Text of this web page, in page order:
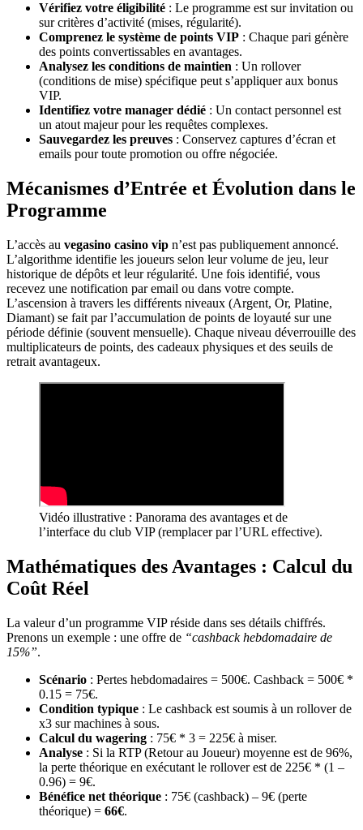
Vérifiez votre éligibilité : Le programme est sur invitation ou
sur critères d’activité (mises, régularité).
Comprenez le système de points VIP : Chaque pari génère
des points convertissables en avantages.
Analysez les conditions de maintien : Un rollover
(conditions de mise) spécifique peut s’appliquer aux bonus
VIP.
Identifiez votre manager dédié : Un contact personnel est
un atout majeur pour les requêtes complexes.
Sauvegardez les preuves : Conservez captures d’écran et
emails pour toute promotion ou offre négociée.
Mécanismes d’Entrée et Évolution dans le
Programme
L’accès au vegasino casino vip n’est pas publiquement annoncé.
L’algorithme identifie les joueurs selon leur volume de jeu, leur
historique de dépôts et leur régularité. Une fois identifié, vous
recevez une notification par email ou dans votre compte.
L’ascension à travers les différents niveaux (Argent, Or, Platine,
Diamant) se fait par l’accumulation de points de loyauté sur une
période définie (souvent mensuelle). Chaque niveau déverrouille des
multiplicateurs de points, des cadeaux physiques et des seuils de
retrait avantageux.
Vidéo illustrative : Panorama des avantages et de
l’interface du club VIP (remplacer par l’URL effective).
Mathématiques des Avantages : Calcul du
Coût Réel
La valeur d’un programme VIP réside dans ses détails chiffrés.
Prenons un exemple : une offre de “cashback hebdomadaire de
15%”.
Scénario : Pertes hebdomadaires = 500€. Cashback = 500€ *
0.15 = 75€.
Condition typique : Le cashback est soumis à un rollover de
x3 sur machines à sous.
Calcul du wagering : 75€ * 3 = 225€ à miser.
Analyse : Si la RTP (Retour au Joueur) moyenne est de 96%,
la perte théorique en exécutant le rollover est de 225€ * (1 –
0.96) = 9€.
Bénéfice net théorique : 75€ (cashback) – 9€ (perte
théorique) = 66€.